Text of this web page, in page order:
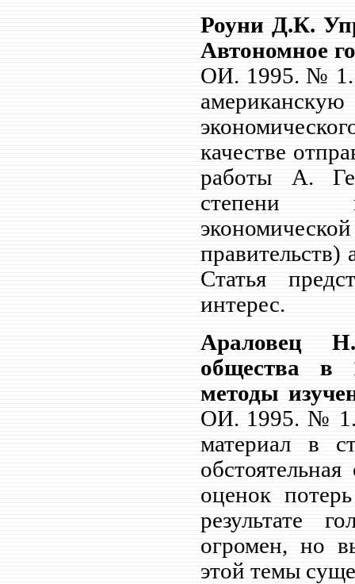
Роуни Д.К.
Автономное
ОИ. 1995. №
качестве
работы А.
степени
правительств)
Статья
интерес.
Араловец
общества в
методы
ОИ. 1995. №
материал в
оценок
результате
огромен, но
этой темы